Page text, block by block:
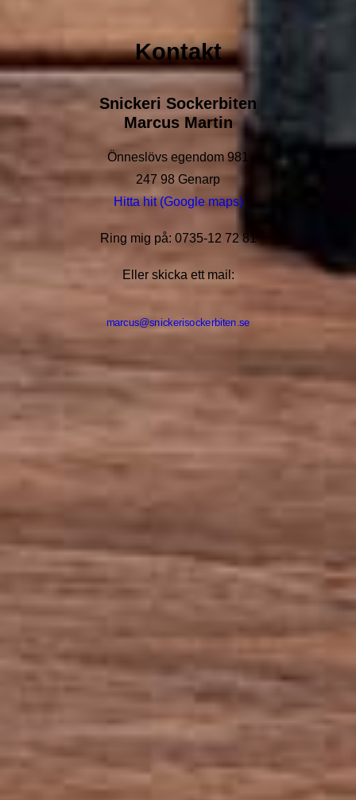
Kontakt
Snickeri Sockerbiten
Marcus Martin
Önneslövs egendom 981
247 98 Genarp
Hitta hit (Google maps)
Ring mig på: 0735-12 72 81
Eller skicka ett mail:
marcus@snickerisockerbiten.se